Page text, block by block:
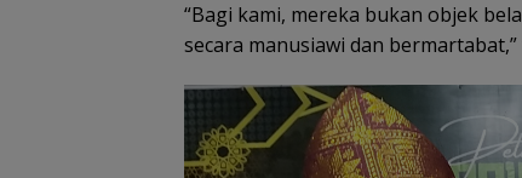
“Bagi kami, mereka bukan objek
secara manusiawi dan bermartabat,”